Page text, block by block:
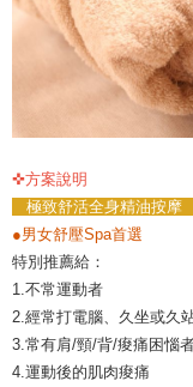
✜方案說明
極致舒活全身精油按摩
●男女舒壓Spa首選
特別推薦給：
1.不常運動者
2.經常打電腦、久坐或久
3.常有肩/頸/背/痠痛困惱
4.運動後的肌肉痠痛